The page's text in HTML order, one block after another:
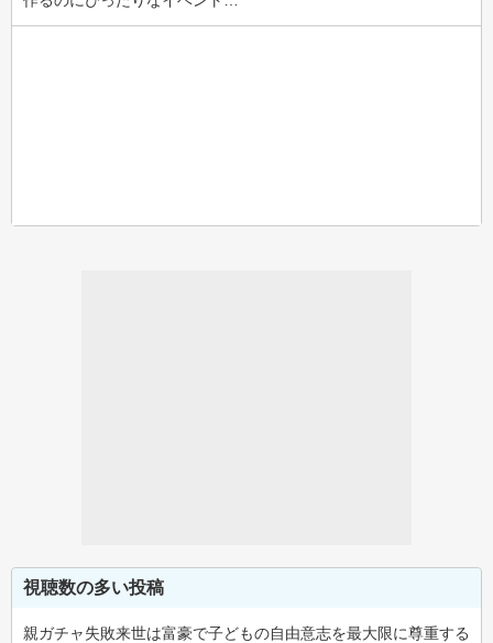
視聴数の多い投稿
親ガチャ失敗来世は富豪で子どもの自由意志を最大限に尊重する